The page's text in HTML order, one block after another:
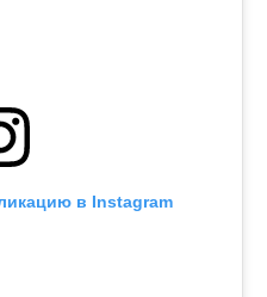
в Instagram